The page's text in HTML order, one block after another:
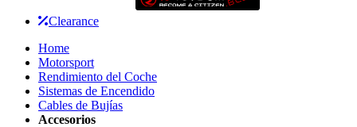
Clearance
Home
Motorsport
Rendimiento del Coche
Sistemas de Encendido
Cables de Bujías
Accesorios